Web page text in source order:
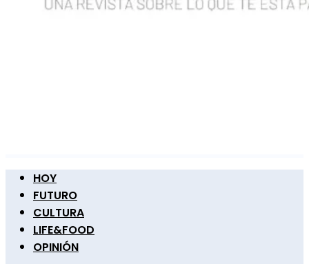
HOY
FUTURO
CULTURA
LIFE&FOOD
OPINIÓN